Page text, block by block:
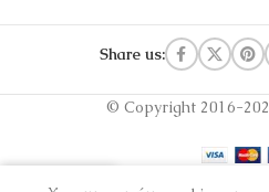
Share us:
© Copyright 2016-